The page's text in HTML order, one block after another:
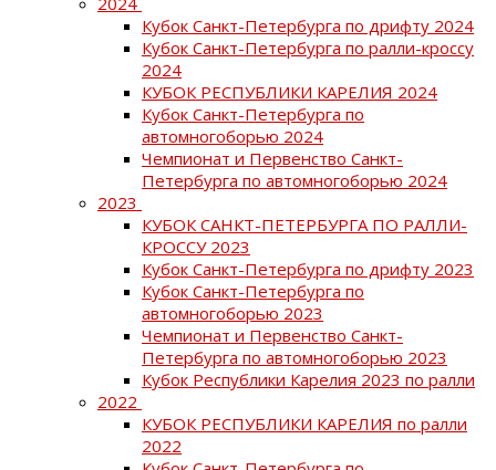
Кубок Санкт-Петербурга по дрифту 2024
Кубок Санкт-Петербурга по ралли-кроссу
2024
КУБОК РЕСПУБЛИКИ КАРЕЛИЯ 2024
Кубок Санкт-Петербурга по
автомногоборью 2024
Чемпионат и Первенство Санкт-
Петербурга по автомногоборью 2024
2023
КУБОК САНКТ-ПЕТЕРБУРГА ПО РАЛЛИ-
КРОССУ 2023
Кубок Санкт-Петербурга по дрифту 2023
Кубок Санкт-Петербурга по
автомногоборью 2023
Чемпионат и Первенство Санкт-
Петербурга по автомногоборью 2023
Кубок Республики Карелия 2023 по ралли
2022
КУБОК РЕСПУБЛИКИ КАРЕЛИЯ по ралли
2022